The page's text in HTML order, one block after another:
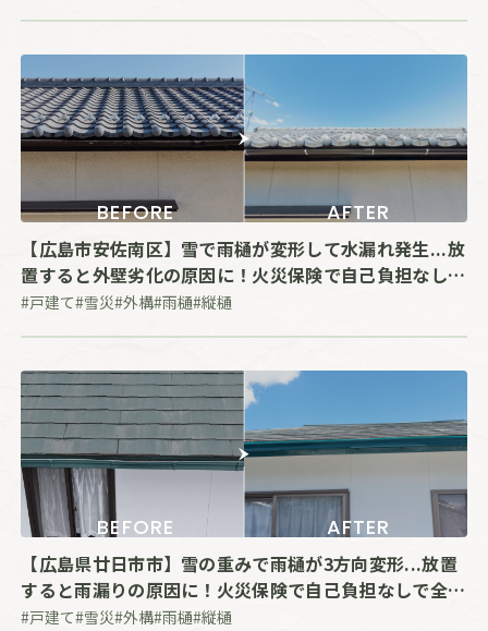
BEFORE AFTER
【広島市安佐南区】雪で雨樋が変形して水漏れ発生...放
置すると外壁劣化の原因に！火災保険で自己負担なしで
取り替えた事例
#戸建て#雪災#外構#雨樋#縦樋
BEFORE AFTER
【広島県廿日市市】雪の重みで雨樋が3方向変形...放置
すると雨漏りの原因に！火災保険で自己負担なしで全取
り替えた事例
#戸建て#雪災#外構#雨樋#縦樋